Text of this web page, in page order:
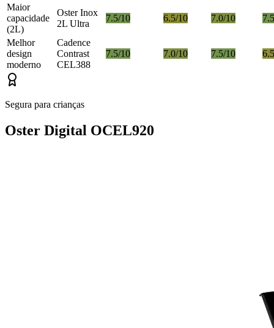
Maior
capacidade
(2L)
Oster Inox
2L Ultra
7.5/10 6.5/10 7.0/10
Melhor
design
moderno
Cadence
Contrast
CEL388
7.5/10 7.0/10 7.5/10
Segura para crianças
Oster Digital OCEL920